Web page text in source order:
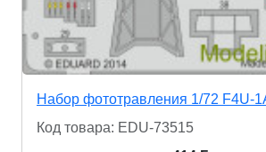
Набор фототравления 1/72 F4U-
Код товара: EDU-73515